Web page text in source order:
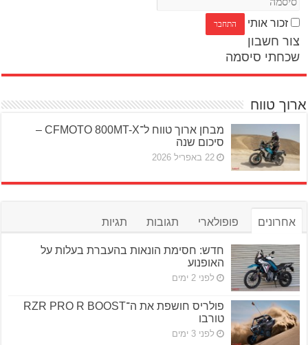
זכור אותי
צור חשבון
שכחתי סיסמה
ארוך טווח
מבחן ארוך טווח ל־CFMOTO 800MT-X –
סיכום שנה
22 באפריל 2026
אחרונים פופולארי תגובות תגיות
חדש: חסימת הונאות בהעברת בעלות על
האופנוע
לפני 2 ימים
פולריס חושפת את ה־RZR PRO R BOOST
טורבו
לפני 3 ימים